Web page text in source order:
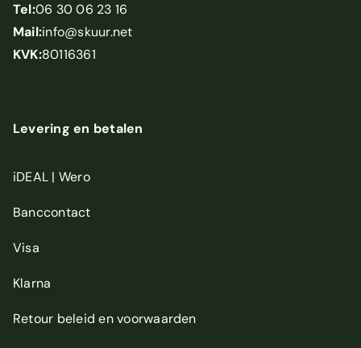
Tel:06 30 06 23 16
Mail:info@skuur.net
KVK:80116361
Levering en betalen
iDEAL | Wero
Banccontact
Visa
Klarna
Retour beleid envoorwaarden